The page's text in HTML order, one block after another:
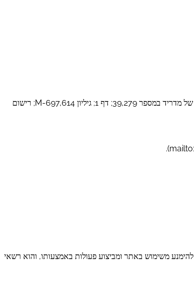
(להלן: „EVA SEGUROS”), בעלת מספר זיהוי מס B88383898, שמשרדה הרשום ברחוב Gobelas 25, מיקוד 28023, מדריד (מדריד), ורשומה במרשם המסחרי של מדריד במספר 39,279; דף 1; גיליון M-697,614; רישום
משימוש באתר ומביצוע פעולות באמצעותו, והוא רשאי